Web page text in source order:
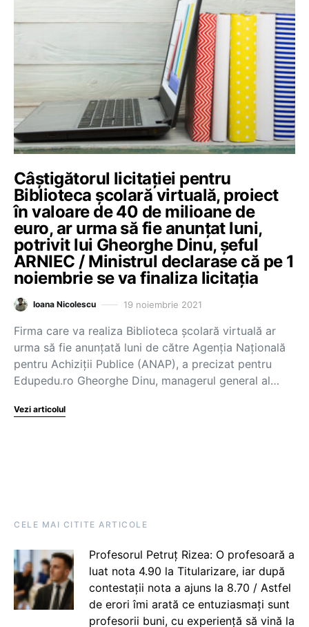
Câștigătorul licitației pentru
Biblioteca școlară virtuală, proiect
în valoare de 40 de milioane de
euro, ar urma să fie anunțat luni,
potrivit lui Gheorghe Dinu, șeful
ARNIEC / Ministrul declarase că pe 1
noiembrie se va finaliza licitația
Ioana Nicolescu 19 noiembrie 2021
Firma care va realiza Biblioteca școlară virtuală ar
urma să fie anunțată luni de către Agenția Națională
pentru Achiziții Publice (ANAP), a precizat pentru
Edupedu.ro Gheorghe Dinu, managerul general al…
Vezi articolul
CELE MAI CITITE ARTICOLE
Profesorul Petruț Rizea: O profesoară a
luat nota 4.90 la Titularizare, iar după
contestații nota a ajuns la 8.70 / Astfel
de erori îmi arată ce entuziasmați sunt
profesorii buni, cu experiență să vină la